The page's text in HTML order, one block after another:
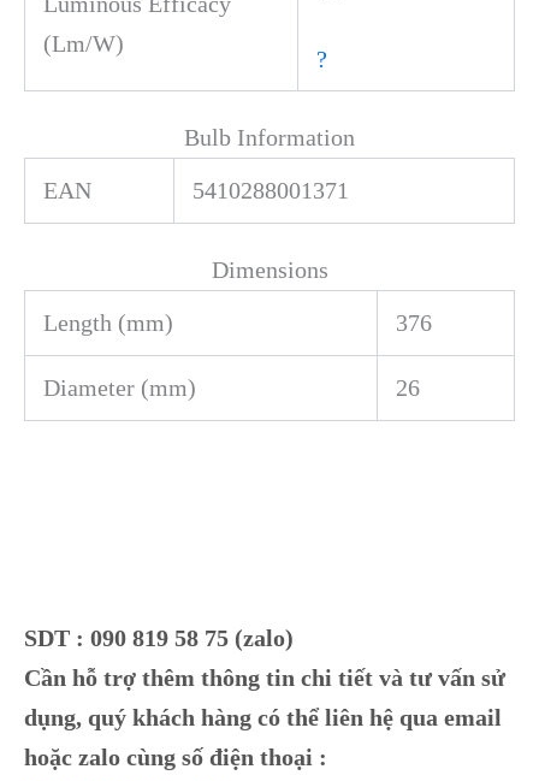
(Lm/W)
?
Bulb Information
EAN
5410288001371
Dimensions
Length (mm)
376
Diameter (mm) 26
SDT : 090 819 58 75 (zalo)
Cần hỗ trợ thêm thông tin chi tiết và tư vấn sử
dụng, quý khách hàng có thể liên hệ qua email
hoặc zalo cùng số điện thoại :